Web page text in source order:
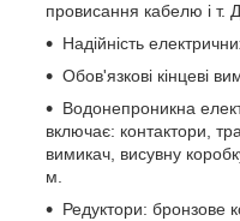
провисання кабелю і т.
Надійність
Обов'язкові кінцеві
Водонепроникна
включає: контактори,
вимикач, висувну
м.
Редуктори: бронзове